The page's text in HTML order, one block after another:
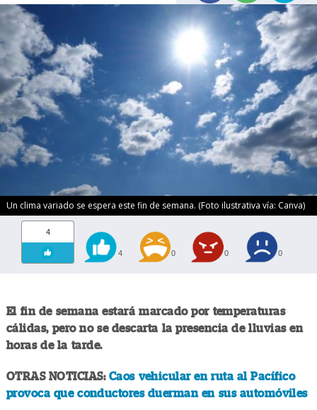
Un clima variado se espera este fin de semana. (Foto ilustrativa vía: Canva)
4
4 0 0 0
El fin de semana estará marcado por temperaturas
cálidas, pero no se descarta la presencia de lluvias en
horas de la tarde.
OTRAS NOTICIAS:Caos vehicular en ruta al Pacífico
provoca que conductores duerman en sus automóviles